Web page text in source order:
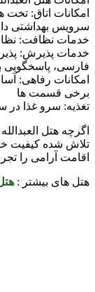
امکانات اتاق:
سرویس بهداشتی
خدمات نظافت:
فارسی، پاسخگویی
امکانات رفاهی:
برخی قسمت ها
تغذیه: سرو غذا در
اگرچه هتل
تلاش شده کیفیت
اقامت آرامی را
هتل های بیشتر :